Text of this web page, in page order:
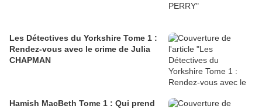
Les Détectives du Yorkshire Tome 1 :
Rendez-vous avec le crime de Julia
CHAPMAN
Hamish MacBeth Tome 1 : Qui prend